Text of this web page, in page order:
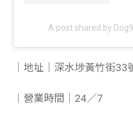
A post shared by
｜地址｜深水埗黃竹街33
｜營業時間｜24／7